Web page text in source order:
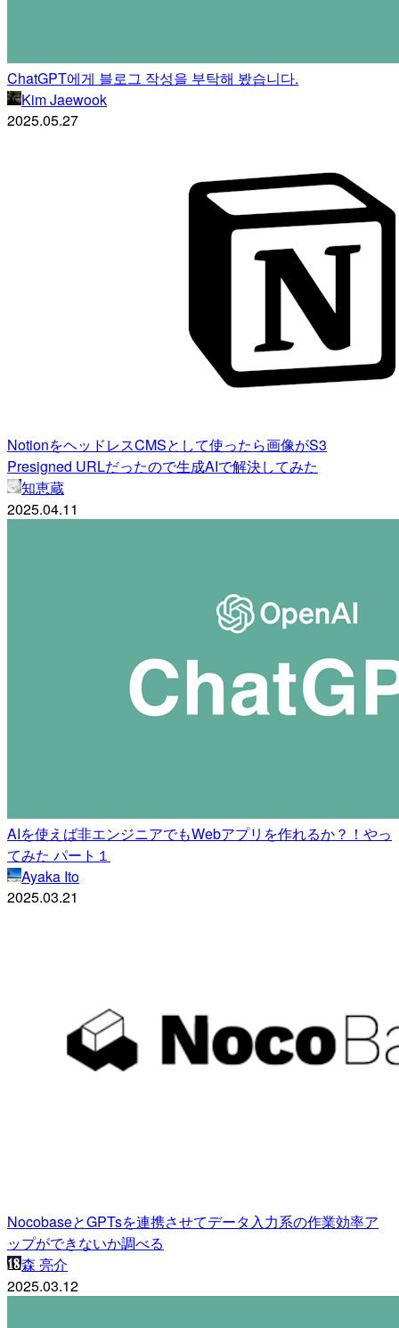
ChatGPT에게 블로그 작성을 부탁해 봤습니다.
Kim Jaewook
2025.05.27
NotionをヘッドレスCMSとして使ったら画像がS3
Presigned URLだったので生成AIで解決してみた
知恵蔵
2025.04.11
AIを使えば非エンジニアでもWebアプリを作れるか？！やっ
てみた パート１
Ayaka Ito
2025.03.21
NocobaseとGPTsを連携させてデータ入力系の作業効率ア
ップができないか調べる
森 亮介
2025.03.12